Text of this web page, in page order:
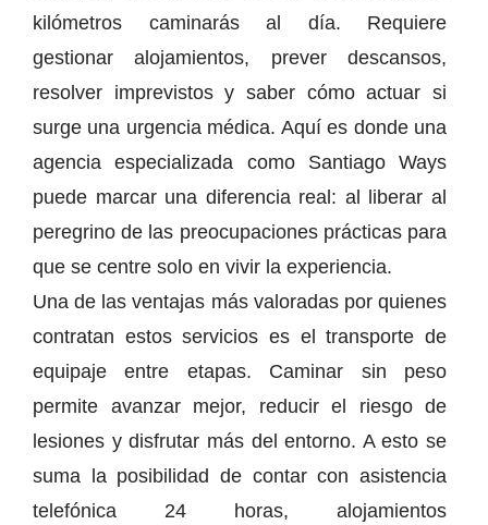
kilómetros caminarás al día. Requiere
gestionar alojamientos, prever descansos,
resolver imprevistos y saber cómo actuar si
surge una urgencia médica. Aquí es donde una
agencia especializada como Santiago Ways
puede marcar una diferencia real: al liberar al
peregrino de las preocupaciones prácticas para
que se centre solo en vivir la experiencia.
Una de las ventajas más valoradas por quienes
contratan estos servicios es el transporte de
equipaje entre etapas. Caminar sin peso
permite avanzar mejor, reducir el riesgo de
lesiones y disfrutar más del entorno. A esto se
suma la posibilidad de contar con asistencia
telefónica 24 horas, alojamientos